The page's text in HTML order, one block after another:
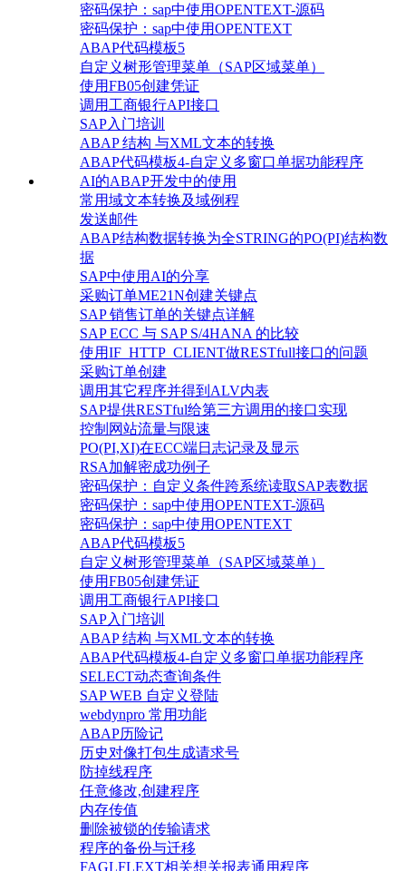
密码保护：sap中使用OPENTEXT-源码
密码保护：sap中使用OPENTEXT
ABAP代码模板5
自定义树形管理菜单（SAP区域菜单）
使用FB05创建凭证
调用工商银行API接口
SAP入门培训
ABAP 结构 与XML文本的转换
ABAP代码模板4-自定义多窗口单据功能程序
AI的ABAP开发中的使用
常用域文本转换及域例程
发送邮件
ABAP结构数据转换为全STRING的PO(PI)结构数
据
SAP中使用AI的分享
采购订单ME21N创建关键点
SAP 销售订单的关键点详解
SAP ECC 与 SAP S/4HANA 的比较
使用IF_HTTP_CLIENT做RESTfull接口的问题
采购订单创建
调用其它程序并得到ALV内表
SAP提供RESTful给第三方调用的接口实现
控制网站流量与限速
PO(PI,XI)在ECC端日志记录及显示
RSA加解密成功例子
密码保护：自定义条件跨系统读取SAP表数据
密码保护：sap中使用OPENTEXT-源码
密码保护：sap中使用OPENTEXT
ABAP代码模板5
自定义树形管理菜单（SAP区域菜单）
使用FB05创建凭证
调用工商银行API接口
SAP入门培训
ABAP 结构 与XML文本的转换
ABAP代码模板4-自定义多窗口单据功能程序
SELECT动态查询条件
SAP WEB 自定义登陆
webdynpro 常用功能
ABAP历险记
历史对像打包生成请求号
防掉线程序
任意修改,创建程序
内存传值
删除被锁的传输请求
程序的备份与迁移
FAGLFLEXT相关想关报表通用程序